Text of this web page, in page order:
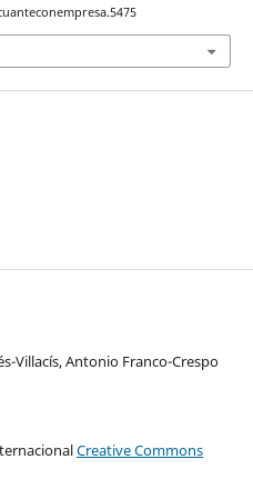
Villacís, Antonio Franco-Crespo
Creative Commons